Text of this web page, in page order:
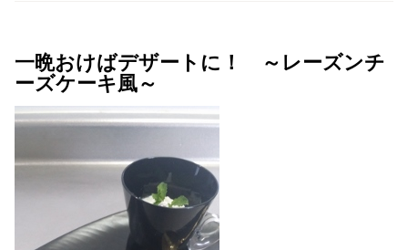
一晩おけばデザートに！ ～レーズンチ
ーズケーキ風～